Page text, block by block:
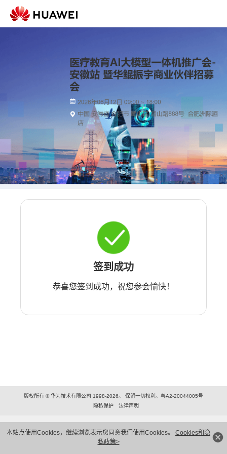
本站点使用Cookies，继续浏览表示您同意我们使用Cookies。 Cookies和隐
私政策>
签到成功
恭喜您签到成功，祝您参会愉快！
版权所有 © 华为技术有限公司 1998-2026。 保留一切权利。粤A2-20044005号
隐私保护
法律声明